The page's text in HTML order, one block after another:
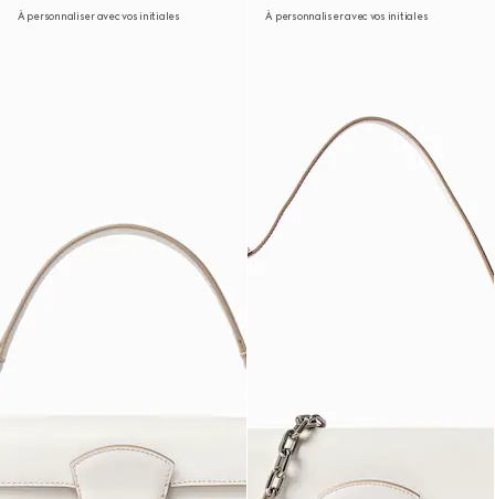
À personnaliser avec vos initiales À personnaliser avec vos initiales